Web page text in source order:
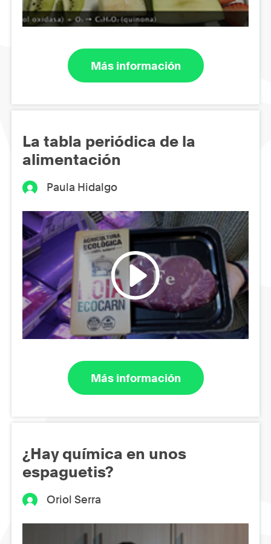
Más información
La tabla periódica de la
alimentación
Paula Hidalgo
Más información
¿Hay química en unos
espaguetis?
Oriol Serra